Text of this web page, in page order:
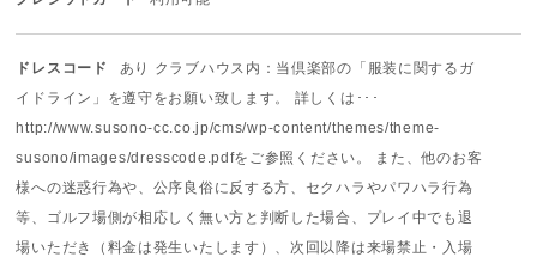
ドレスコード
あり クラブハウス内：当倶楽部の「服装に関するガ
イドライン」を遵守をお願い致します。 詳しくは･･･
http://www.susono-cc.co.jp/cms/wp-content/themes/theme-
susono/images/dresscode.pdfをご参照ください。 また、他のお客
様への迷惑行為や、公序良俗に反する方、セクハラやパワハラ行為
等、ゴルフ場側が相応しく無い方と判断した場合、プレイ中でも退
場いただき（料金は発生いたします）、次回以降は来場禁止・入場